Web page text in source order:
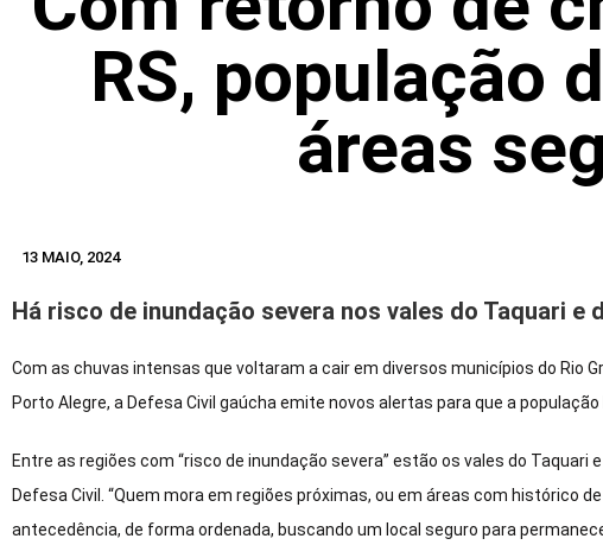
RS, população
áreas
13 MAIO, 2024
Há risco de inundação severa nos vales do Taquari e
Com as chuvas intensas que voltaram a cair em diversos municípios do Rio
Porto Alegre, a Defesa Civil gaúcha emite novos alertas para que a
Entre as regiões com “risco de inundação severa” estão os vales do
Defesa Civil. “Quem mora em regiões próximas, ou em áreas com histórico
antecedência, de forma ordenada, buscando um local seguro para